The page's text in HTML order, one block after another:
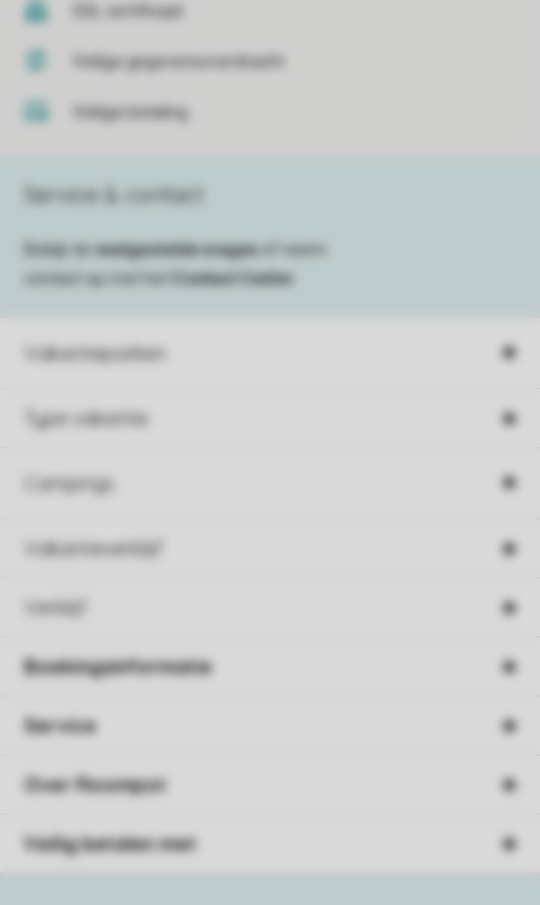
SSL certificaat
Veilige gegevensoverdracht
Veilige betaling
Vakantieparken
Type vakantie
Campings
Vakantieverblijf
Verblijf
Service & contact
Bekijk de veelgestelde vragen
of neem
contact op met het
Contact Center
Boekingsinformatie
Service
Over Roompot
Veilig betalen met